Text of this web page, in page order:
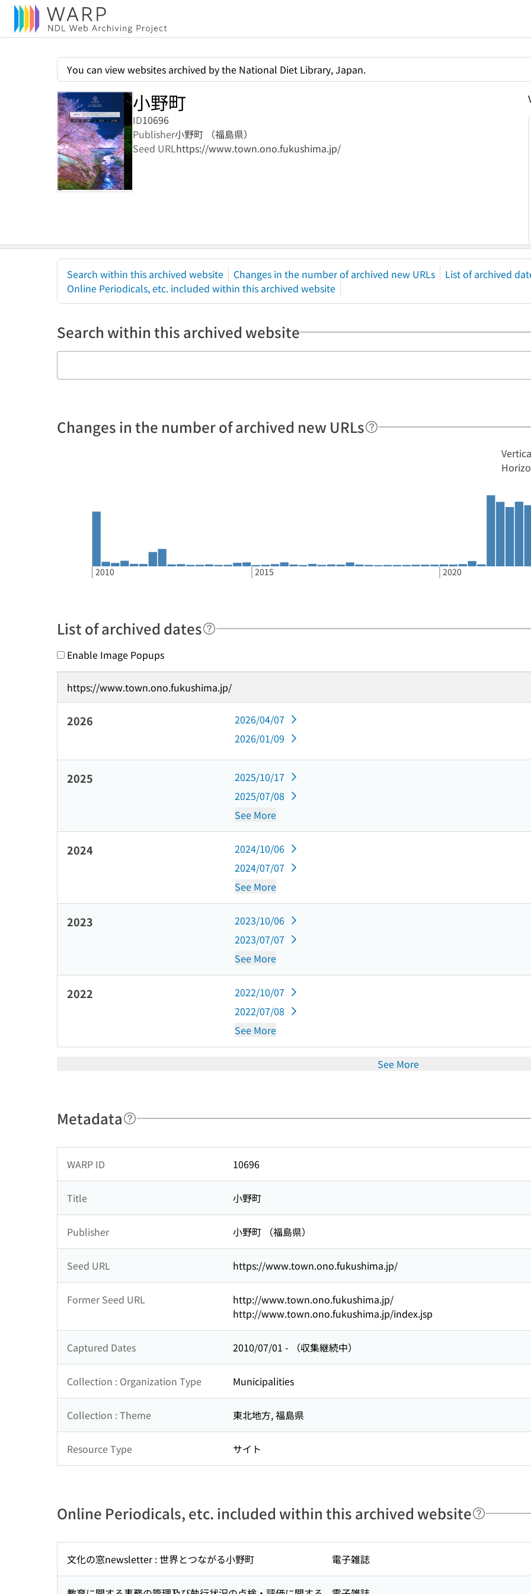
You can view websites archived by the National Diet Library, Japan.
小野町
ID10696
Publisher小野町 （福島県）
Seed URLhttps://www.town.ono.fukushima.jp/
Search within this archived website Changes in the number of archived new URLs
List of archived
Online Periodicals, etc. included within this archived website
Search within this archived website
Changes in the number of archived new URLs
2010 2015 2020
List of archived dates
Enable Image Popups
https://www.town.ono.fukushima.jp/
2026
2026/04/07
2026/01/09
2025
2025/10/17
2025/07/08
See More
2024
2024/10/06
2024/07/07
See More
2023
2023/10/06
2023/07/07
See More
2022
2022/10/07
2022/07/08
See More
See More
Metadata
WARP ID 10696
Title 小野町
Publisher 小野町 （福島県）
Seed URL https://www.town.ono.fukushima.jp/
Former Seed URL
http://www.town.ono.fukushima.jp/
http://www.town.ono.fukushima.jp/index.jsp
Captured Dates 2010/07/01 - （収集継続中）
Collection : Organization Type Municipalities
Collection : Theme 東北地方,福島県
Resource Type サイト
Online Periodicals, etc. included within this archived website
文化の窓newsletter : 世界とつながる小野町 電子雑誌